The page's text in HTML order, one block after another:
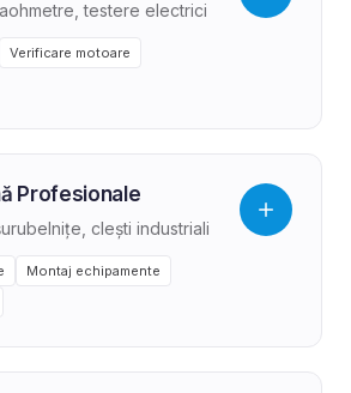
testere electrici
Verificare motoare
Profesionale
clești industriali
Montaj echipamente